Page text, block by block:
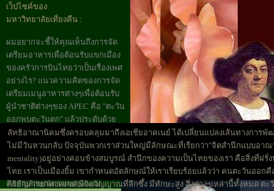
เว็ปไซค์ของ
มหาวิทยาลัยเที่ยงคืน :
ผมอยากจะชี้ให้คุณเห็นถึงการจัด
เตรียมอาหารเพื่อต้อนรับแขกเมือง
ของครัวการบินไทยว่าเป็นเรื่องเพศ
อย่างไร? แนวความคิดของการจัด
เตรียมเมนูอาหารต่างๆเพื่อต้อนรับ
ผู้นำชาติต่างๆของ APEC คือ "ตะวัน
ออกพบตะวันตก" แล้วประดับด้วย
ดอกกล้วยไม้. ความจริงอันนี้เขารู้
กันทั้งโลกว่าดอกกล้วยไม้ นั้นหมาย
ถึงเพศหญิง และในงานจิตรกรรม
ของ Georgia O'keeffe ดอกกล้วยไม้
คือสัญลักษณ์ทางเพศ(sexual
ลัทธิอาณานิคมซึ่งครอบคลุมมาถึงเอเชียอาคเนย์ ได้เปลี่ยนแปลงเส้นทางการพั
ไม่มีวันหวนกลับ ปัจจุบันพวกเราส่วนใหญ่มีลักษณะที่เรียกว่า"จิตสำนึกแบบอาณ
mentality)อยู่อย่างค่อนข้างสมบูรณ์ สำนึกของความเป็นไทยของเรา คือสิ่งที่ฝรั่ง
ไทย เราเป็นเมืองยิ้ม เขากำหนดอัตลักษณ์ให้เราเรียบร้อยแล้วว่า คนตะวันออ
กริยามารยาทงดงาม มีจิตวิญญาณที่ลึกซึ้ง มีทักษะสูง สิ่งต่างๆเหล่านี้ทั้งหมด ตะ